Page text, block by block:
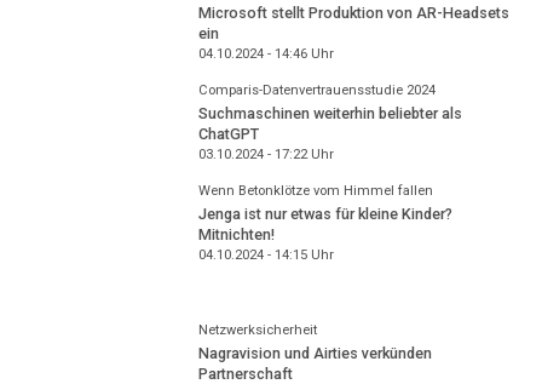
Microsoft stellt Produktion von AR-Headsets
ein
04.10.2024 - 14:46Uhr
Comparis-Datenvertrauensstudie 2024
Suchmaschinen weiterhin beliebter als
ChatGPT
03.10.2024 - 17:22Uhr
Wenn Betonklötze vom Himmel fallen
Jenga ist nur etwas für kleine Kinder?
Mitnichten!
04.10.2024 - 14:15Uhr
Netzwerksicherheit
Nagravision und Airties verkünden
Partnerschaft